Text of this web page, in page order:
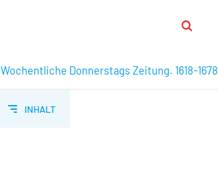
Wochentliche Donnerstags Zeitung. 1618-1678
INHALT